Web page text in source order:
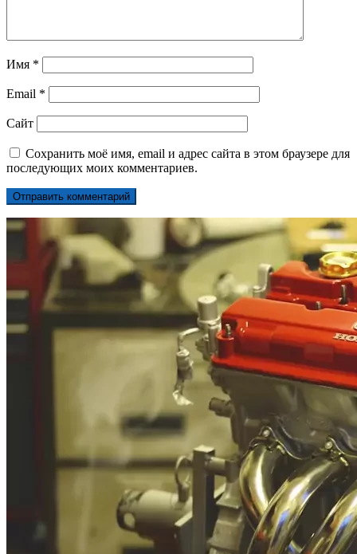
Имя *
Email *
Сайт
Сохранить моё имя, email и адрес сайта в этом браузере для
последующих моих комментариев.